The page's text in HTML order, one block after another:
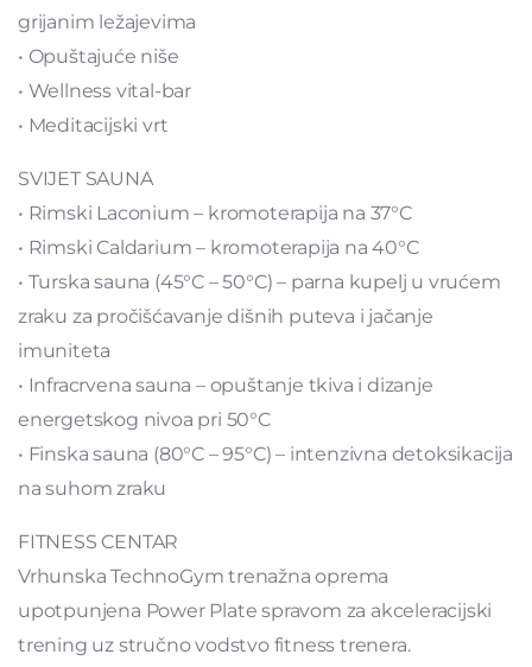
grijanim ležajevima
• Opuštajuće niše
• Wellness vital-bar
• Meditacijski vrt
SVIJET SAUNA
• Rimski Laconium – kromoterapija na 37°C
• Rimski Caldarium – kromoterapija na 40°C
• Turska sauna (45°C – 50°C) – parna kupelj u vrućem
zraku za pročišćavanje dišnih puteva i jačanje
imuniteta
• Infracrvena sauna – opuštanje tkiva i dizanje
energetskog nivoa pri 50°C
• Finska sauna (80°C – 95°C) – intenzivna detoksikacija
na suhom zraku
FITNESS CENTAR
Vrhunska TechnoGym trenažna oprema
upotpunjena Power Plate spravom za akceleracijski
trening uz stručno vodstvo fitness trenera.